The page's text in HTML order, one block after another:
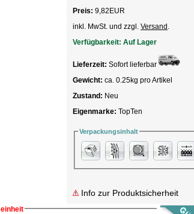
Preis: 9,82EUR
inkl. MwSt. und zzgl. Versand
Verfügbarkeit: Auf Lager
Lieferzeit: Sofort lieferbar
Gewicht: ca. 0.25kg pro Artikel
Zustand: Neu
Eigenmarke: TopTen
Verpackungsinhalt
Info zur Produktsicherheit